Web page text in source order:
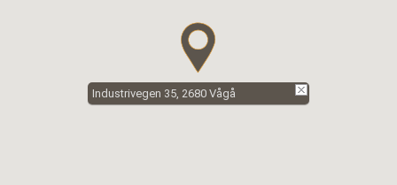
Industrivegen 35, 2680 Vågå